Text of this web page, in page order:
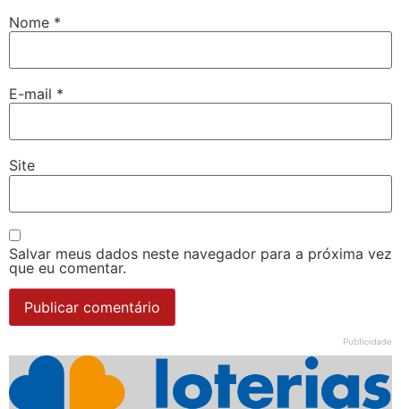
Nome *
E-mail *
Site
Salvar meus dados neste navegador para a próxima vez
que eu comentar.
Publicidade